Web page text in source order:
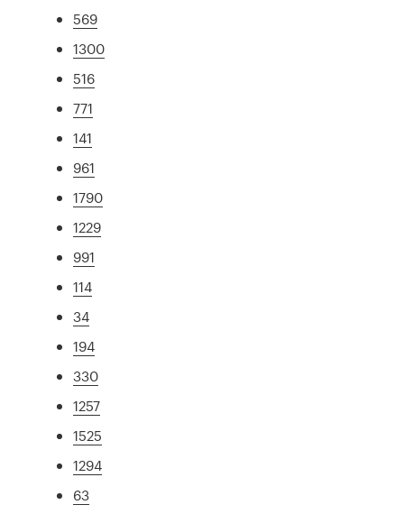
569
1300
516
771
141
961
1790
1229
991
114
34
194
330
1257
1525
1294
63